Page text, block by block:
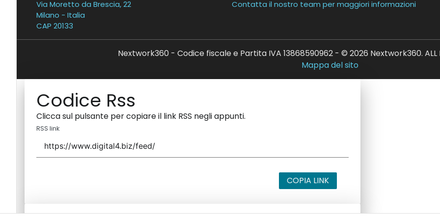
Via Moretto da Brescia, 22
Milano - Italia
CAP 20133
Contatta il nostro team per maggiori informazioni
Nextwork360 - Codice fiscale e Partita IVA 13868590962 - © 2026 Nextwork360. ALL
Mappa del sito
Codice Rss
Clicca sul pulsante per copiare il link RSS negli appunti.
RSS link
COPIA LINK